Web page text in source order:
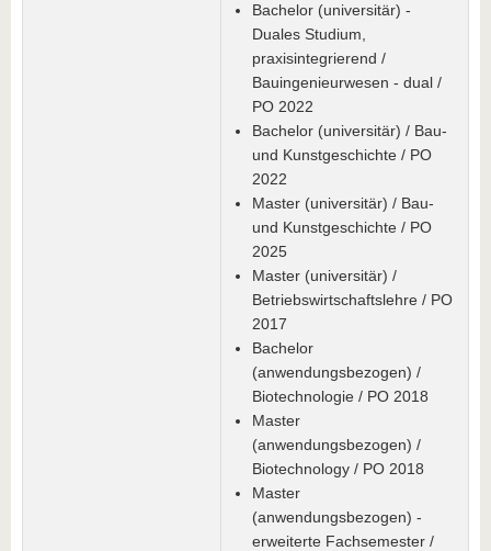
Bachelor (universitär) -
Duales Studium,
praxisintegrierend /
Bauingenieurwesen - dual /
PO 2022
Bachelor (universitär) / Bau-
und Kunstgeschichte / PO
2022
Master (universitär) / Bau-
und Kunstgeschichte / PO
2025
Master (universitär) /
Betriebswirtschaftslehre / PO
2017
Bachelor
(anwendungsbezogen) /
Biotechnologie / PO 2018
Master
(anwendungsbezogen) /
Biotechnology / PO 2018
Master
(anwendungsbezogen) -
erweiterte Fachsemester /